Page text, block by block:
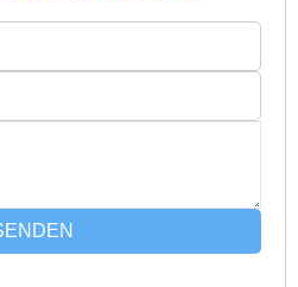
nur der Preis war leicht